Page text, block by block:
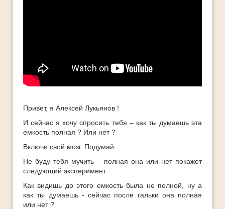
Полезные книги
ТОП-10
Привет, я Алексей Лукьянов !
И сейчас я хочу спросить тебя – как ты думаешь эта
емкость полная ? Или нет ?
Включи свой мозг. Подумай.
Не буду тебя мучить – полная она или нет покажет
следующий эксперимент.
Как видишь до этого емкость была не полной, ну а
как ты думаешь - сейчас после гальки она полная
или нет ?